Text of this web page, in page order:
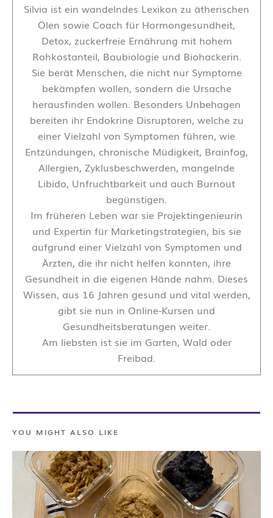
Silvia ist ein wandelndes Lexikon zu ätherischen
Ölen sowie Coach für Hormongesundheit,
Detox, zuckerfreie Ernährung mit hohem
Rohkostanteil, Baubiologie und Biohackerin.
Sie berät Menschen, die nicht nur Symptome
bekämpfen wollen, sondern die Ursache
herausfinden wollen. Besonders Unbehagen
bereiten ihr Endokrine Disruptoren, welche zu
einer Vielzahl von Symptomen führen, wie
Entzündungen, chronische Müdigkeit, Brainfog,
Allergien, Zyklusbeschwerden, mangelnde
Libido, Unfruchtbarkeit und auch Burnout
begünstigen.
Im früheren Leben war sie Projektingenieurin
und Expertin für Marketingstrategien, bis sie
aufgrund einer Vielzahl von Symptomen und
Ärzten, die ihr nicht helfen konnten, ihre
Gesundheit in die eigenen Hände nahm. Dieses
Wissen, aus 16 Jahren gesund und vital werden,
gibt sie nun in Online-Kursen und
Gesundheitsberatungen weiter.
Am liebsten ist sie im Garten, Wald oder
Freibad.
YOU MIGHT ALSO LIKE